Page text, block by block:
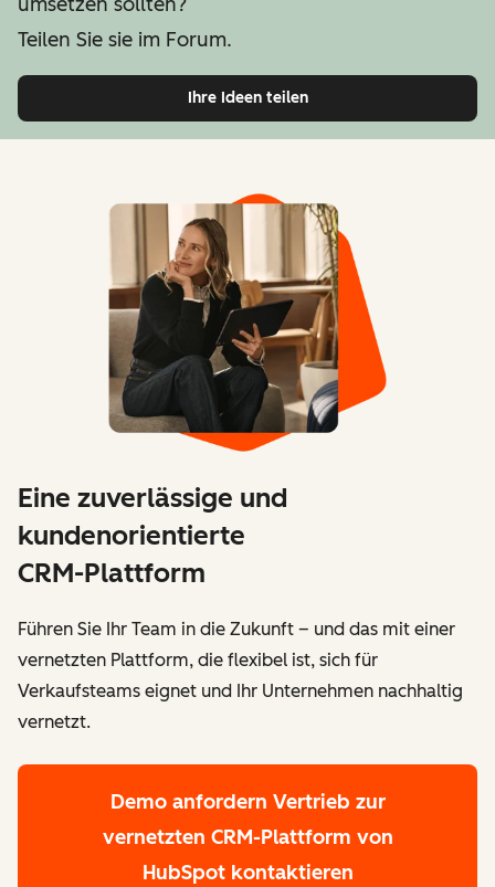
Teilen Sie sie im Forum.
Ihre Ideen teilen
Eine zuverlässige und
kundenorientierte
CRM-Plattform
Führen Sie Ihr Team in die Zukunft – und das mit einer
vernetzten Plattform, die flexibel ist, sich für
Verkaufsteams eignet und Ihr Unternehmen nachhaltig
vernetzt.
Demo anfordern Vertrieb zur
vernetzten CRM-Plattform von
HubSpot kontaktieren